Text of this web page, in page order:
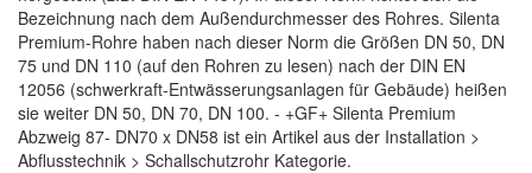
Bezeichnung nach dem Außendurchmesser des Rohres. Silenta
Premium-Rohre haben nach dieser Norm die Größen DN 50, DN
75 und DN 110 (auf den Rohren zu lesen) nach der DIN EN
12056 (schwerkraft-Entwässerungsanlagen für Gebäude) heißen
sie weiter DN 50, DN 70, DN 100. - +GF+ Silenta Premium
Abzweig 87- DN70 x DN58 ist ein Artikel aus der Installation >
Abflusstechnik > Schallschutzrohr Kategorie.